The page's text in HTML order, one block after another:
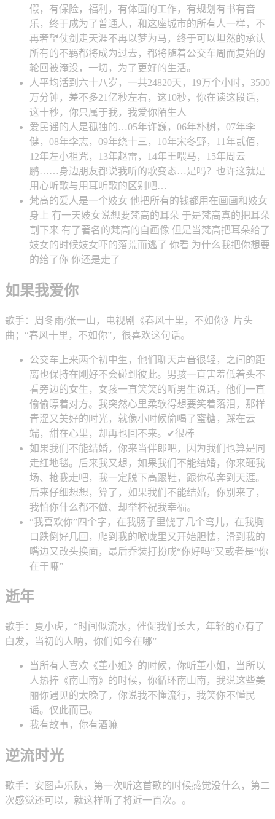
假，有保险，福利，有体面的工作，有规划有书有音
乐，终于成为了普通人，和这座城市的所有人一样，不
再奢望仗剑走天涯不再以梦为马，终于可以坦然的承认
所有的不羁都将成为过去，都将随着公交车周而复始的
轮回被淹没，一切，为了更好的生活。
人平均活到六十八岁，一共24820天，19万个小时，3500
万分钟，差不多21亿秒左右，这10秒，你在读这段话，
这十秒，你只属于我，我爱你陌生人
爱民谣的人是孤独的…05年许巍，06年朴树，07年李
健，08年李志，09年绕十三，10年宋冬野，11年贰佰，
12年左小祖咒，13年赵雷，14年王喂马，15年周云
鹏……身边朋友都说我听的歌变态…是吗？也许这就是
用心听歌与用耳听歌的区别吧…
梵高的爱人是一个妓女 他把所有的钱都用在画画和妓女
身上 有一天妓女说想要梵高的耳朵 于是梵高真的把耳朵
割下来 有了著名的梵高的自画像 但是当梵高把耳朵给了
妓女的时候妓女吓的落荒而逃了 你看 为什么我把你想要
的给了你 你还是走了
如果我爱你
歌手：周冬雨/张一山，电视剧《春风十里，不如你》片头
曲；“春风十里，不如你”，很喜欢这句话。
公交车上来两个初中生，他们聊天声音很轻，之间的距
离也保持在刚好不会碰到彼此。男孩一直害羞低着头不
看旁边的女生，女孩一直笑笑的听男生说话，他们一直
偷偷瞟着对方。我突然心里柔软得想要笑着落泪，那样
青涩又美好的时光，就像小时候偷喝了蜜糖，踩在云
端，甜在心里，却再也回不来。✔很棒
如果我们不能结婚，你来当伴郎吧，因为我们也算是同
走红地毯。后来我又想，如果我们不能结婚，你来砸我
场、抢我走吧，我一定脱下高跟鞋，跟你私奔到天涯。
后来仔细想想，算了，如果我们不能结婚，你别来了，
我怕你什么都不做、却举杯祝我幸福。
“我喜欢你”四个字，在我肠子里饶了几个弯儿，在我胸
口跌倒好几回，爬到我的喉咙里又开始胆怯，滑到我的
嘴边又改头换面，最后乔装打扮成“你好吗”又或者是“你
在干嘛”
逝年
歌手：夏小虎，“时间似流水，催促我们长大，年轻的心有了
白发，当初的人呐，你们如今在哪”
当所有人喜欢《董小姐》的时候，你听董小姐，当所以
人热捧《南山南》的时候，你循环南山南，我说这些美
丽你遇见的太晚了，你说我不懂流行，我笑你不懂民
谣。仅此而已。
我有故事，你有酒嘛
逆流时光
歌手：安图声乐队，第一次听这首歌的时候感觉没什么，第二
次感觉还可以，就这样听了将近一百次。。